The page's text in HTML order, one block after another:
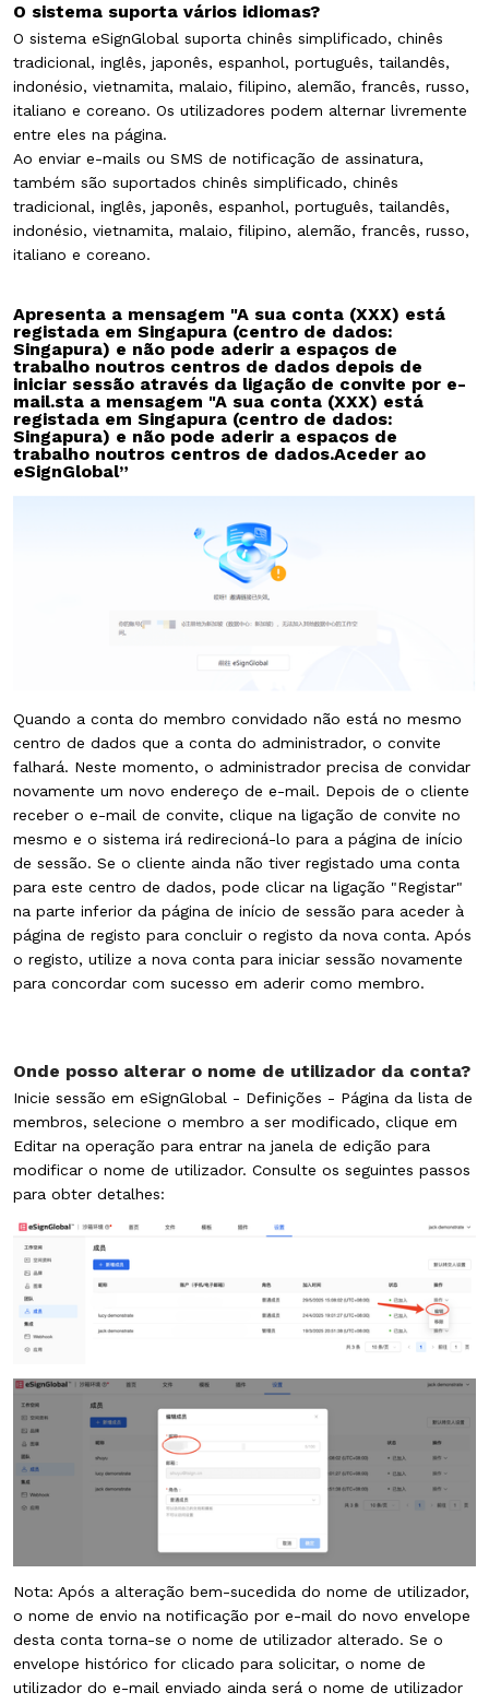
O sistema suporta vários idiomas?
O sistema eSignGlobal suporta chinês simplificado, chinês
tradicional, inglês, japonês, espanhol, português, tailandês,
indonésio, vietnamita, malaio, filipino, alemão, francês, russo,
italiano e coreano. Os utilizadores podem alternar livremente
entre eles na página.
Ao enviar e-mails ou SMS de notificação de assinatura,
também são suportados chinês simplificado, chinês
tradicional, inglês, japonês, espanhol, português, tailandês,
indonésio, vietnamita, malaio, filipino, alemão, francês, russo,
italiano e coreano.
Apresenta a mensagem "A sua conta (XXX) está
registada em Singapura (centro de dados:
Singapura) e não pode aderir a espaços de
trabalho noutros centros de dados depois de
iniciar sessão através da ligação de convite por e-
mail.sta a mensagem "A sua conta (XXX) está
registada em Singapura (centro de dados:
Singapura) e não pode aderir a espaços de
trabalho noutros centros de dados.Aceder ao
eSignGlobal”
Quando a conta do membro convidado não está no mesmo
centro de dados que a conta do administrador, o convite
falhará. Neste momento, o administrador precisa de convidar
novamente um novo endereço de e-mail. Depois de o cliente
receber o e-mail de convite, clique na ligação de convite no
mesmo e o sistema irá redirecioná-lo para a página de início
de sessão. Se o cliente ainda não tiver registado uma conta
para este centro de dados, pode clicar na ligação "Registar"
na parte inferior da página de início de sessão para aceder à
página de registo para concluir o registo da nova conta. Após
o registo, utilize a nova conta para iniciar sessão novamente
para concordar com sucesso em aderir como membro.
Onde posso alterar o nome de utilizador da conta?
Inicie sessão em eSignGlobal - Definições - Página da lista de
membros, selecione o membro a ser modificado, clique em
Editar na operação para entrar na janela de edição para
modificar o nome de utilizador. Consulte os seguintes passos
para obter detalhes:
Nota: Após a alteração bem-sucedida do nome de utilizador,
o nome de envio na notificação por e-mail do novo envelope
desta conta torna-se o nome de utilizador alterado. Se o
envelope histórico for clicado para solicitar, o nome de
utilizador do e-mail enviado ainda será o nome de utilizador